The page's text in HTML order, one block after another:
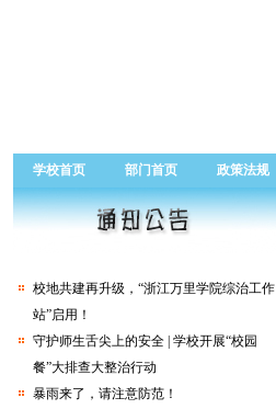
学校首页 部门首页 政策法规
关于举办“移动杯大学生安全法治竞赛”活
校地共建再升级，“浙江万里学院综治工作
站”启用！
守护师生舌尖上的安全 | 学校开展“校园
餐”大排查大整治行动
暴雨来了，请注意防范！